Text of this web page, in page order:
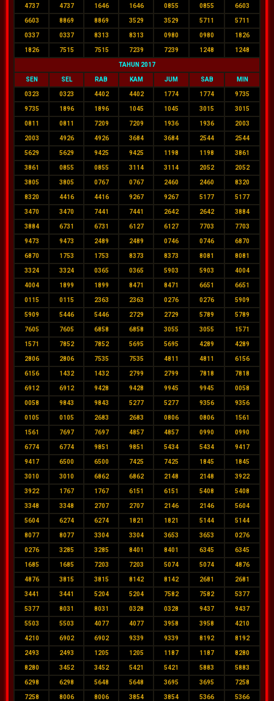
4737 4737 1646 1646 0855 0855 6603
6603 8869 8869 3529 3529 5711 5711
0337 0337 8313 8313 0980 0980 1826
1826 7515 7515 7239 7239 1248 1248
TAHUN 2017
SEN SEL RAB KAM JUM SAB MIN
0323 0323 4402 4402 1774 1774 9735
9735 1896 1896 1045 1045 3015 3015
0811 0811 7209 7209 1936 1936 2003
2003 4926 4926 3684 3684 2544 2544
5629 5629 9425 9425 1198 1198 3861
3861 0855 0855 3114 3114 2052 2052
3805 3805 0767 0767 2460 2460 8320
8320 4416 4416 9267 9267 5177 5177
3470 3470 7441 7441 2642 2642 3884
3884 6731 6731 6127 6127 7703 7703
9473 9473 2489 2489 0746 0746 6870
6870 1753 1753 8373 8373 8081 8081
3324 3324 0365 0365 5903 5903 4004
4004 1899 1899 8471 8471 6651 6651
0115 0115 2363 2363 0276 0276 5909
5909 5446 5446 2729 2729 5789 5789
7605 7605 6858 6858 3055 3055 1571
1571 7852 7852 5695 5695 4289 4289
2806 2806 7535 7535 4811 4811 6156
6156 1432 1432 2799 2799 7818 7818
6912 6912 9428 9428 9945 9945 0058
0058 9843 9843 5277 5277 9356 9356
0105 0105 2683 2683 0806 0806 1561
1561 7697 7697 4857 4857 0990 0990
6774 6774 9851 9851 5434 5434 9417
9417 6500 6500 7425 7425 1845 1845
3010 3010 6862 6862 2148 2148 3922
3922 1767 1767 6151 6151 5408 5408
3348 3348 2707 2707 2146 2146 5604
5604 6274 6274 1821 1821 5144 5144
8077 8077 3304 3304 3653 3653 0276
0276 3285 3285 8401 8401 6345 6345
1685 1685 7203 7203 5074 5074 4876
4876 3815 3815 8142 8142 2681 2681
3441 3441 5204 5204 7582 7582 5377
5377 8031 8031 0328 0328 9437 9437
5503 5503 4077 4077 3958 3958 4210
4210 6902 6902 9339 9339 8192 8192
2493 2493 1205 1205 1187 1187 8280
8280 3452 3452 5421 5421 5883 5883
6298 6298 5648 5648 3695 3695 7258
7258 8006 8006 3854 3854 5366 5366